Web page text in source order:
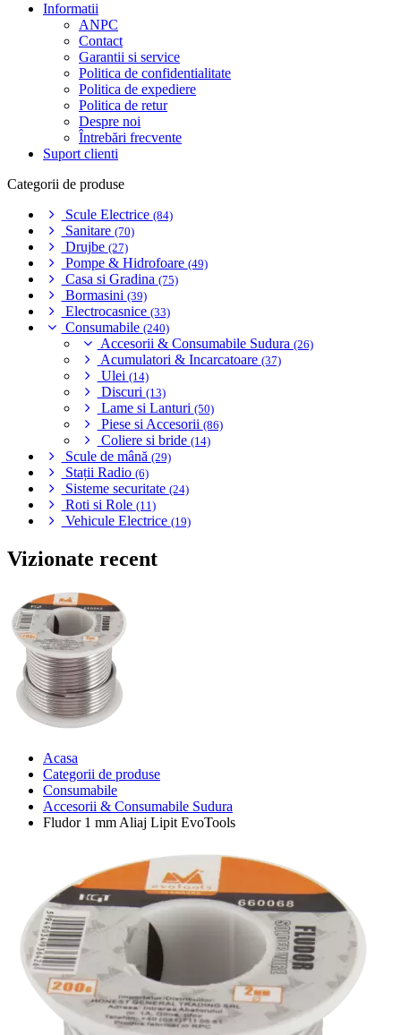
Informatii
ANPC
Contact
Garantii si service
Politica de confidentialitate
Politica de expediere
Politica de retur
Despre noi
Întrebări frecvente
Suport clienti
Categorii de produse
Scule Electrice (84)
Sanitare (70)
Drujbe (27)
Pompe & Hidrofoare (49)
Casa si Gradina (75)
Bormasini (39)
Electrocasnice (33)
Consumabile (240)
Accesorii & Consumabile Sudura (26)
Acumulatori & Incarcatoare (37)
Ulei (14)
Discuri (13)
Lame si Lanturi (50)
Piese si Accesorii (86)
Coliere si bride (14)
Scule de mână (29)
Stații Radio (6)
Sisteme securitate (24)
Roti si Role (11)
Vehicule Electrice (19)
Vizionate recent
Acasa
Categorii de produse
Consumabile
Accesorii & Consumabile Sudura
Fludor 1 mm Aliaj Lipit EvoTools